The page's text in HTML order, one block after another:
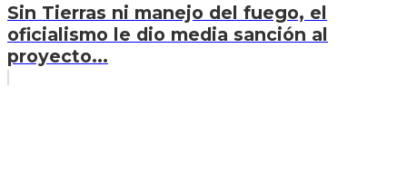
Sin Tierras ni manejo del fuego, el
oficialismo le dio media sanción al
proyecto...